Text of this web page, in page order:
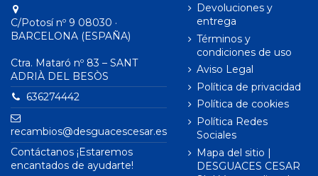
C/Potosí nº 9 08030 ·
BARCELONA (ESPAÑA)
Ctra. Mataró nº 83 – SANT
ADRIÀ DEL BESÒS
636274442
recambios@desguacescesar.es
Contáctanos ¡Estaremos
encantados de ayudarte!
Devoluciones y
entrega
Términos y
condiciones de uso
Aviso Legal
Política de privacidad
Política de cookies
Política Redes
Sociales
Mapa del sitio |
DESGUACES CESAR